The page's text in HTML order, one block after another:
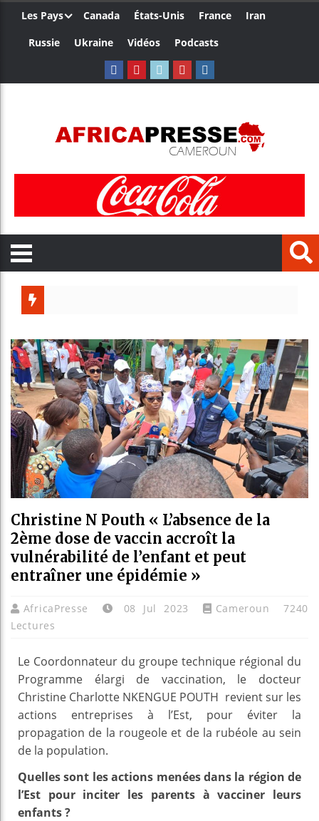
Les Pays Canada États-Unis France
Iran
Russie
Ukraine Vidéos Podcasts
Guinée
Bénin :
Christine N Pouth « L’absence de la
2ème dose de vaccin accroît la
vulnérabilité de l’enfant et peut
entraîner une épidémie »
AfricaPresse 08 Jul 2023 Cameroun
7240
Lectures
Le Coordonnateur du groupe technique régional du
Programme élargi de vaccination, le docteur
Christine Charlotte NKENGUE POUTH revient sur les
actions entreprises à l’Est, pour éviter la
propagation de la rougeole et de la rubéole au sein
de la population.
Quelles sont les actions menées dans la région de
l’Est pour inciter les parents à vacciner leurs
enfants ?